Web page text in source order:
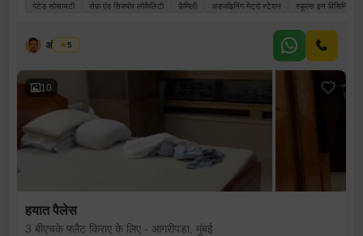
गेटेड सोसायटी सेफ़ एंड सिक्योर लोकैलिटी फ़ैमिली अडजॉइनिंग मेट्रो स्टेशन स्कूल्स इन विसिनिटी
अंसर शेख
5
10
हयात पैलेस
3 बीएचके फ्लैट किराए के लिए - आगरीपडा, मुंबई